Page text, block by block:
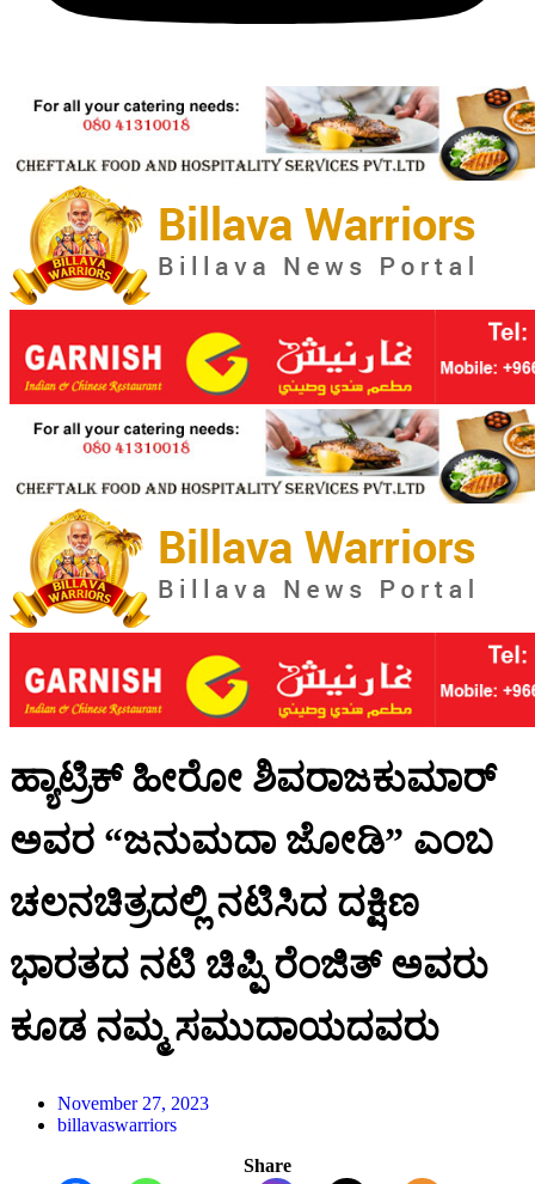
ಹ್ಯಾಟ್ರಿಕ್ ಹೀರೋ ಶಿವರಾಜಕುಮಾರ್
ಅವರ “ಜನುಮದಾ ಜೋಡಿ” ಎಂಬ
ಚಲನಚಿತ್ರದಲ್ಲಿ ನಟಿಸಿದ ದಕ್ಷಿಣ
ಭಾರತದ ನಟಿ ಚಿಪ್ಪಿ ರೆಂಜಿತ್ ಅವರು
ಕೂಡ ನಮ್ಮ ಸಮುದಾಯದವರು
November 27, 2023
billavaswarriors
Share